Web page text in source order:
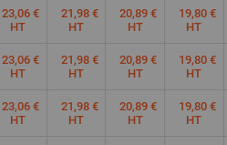
23,06 €
HT
21,98 €
HT
20,89 €
HT
19,80 €
HT
23,06 €
HT
21,98 €
HT
20,89 €
HT
19,80 €
HT
23,06 €
HT
21,98 €
HT
20,89 €
HT
19,80 €
HT